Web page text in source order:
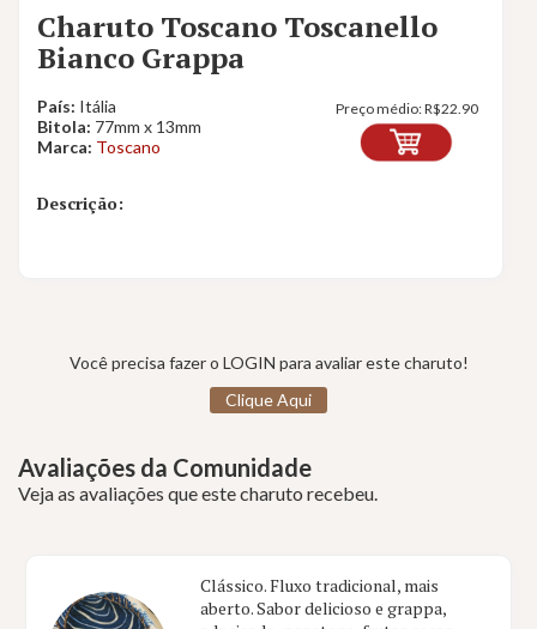
Charuto Toscano Toscanello
Bianco Grappa
País: Itália
Bitola: 77mm x 13mm
Marca: Toscano
Preço médio:R$22.90
Descrição:
Você precisa fazer o LOGIN para avaliar este charuto!
Clique Aqui
Avaliações da Comunidade
Veja as avaliações que este charuto recebeu.
Clássico. Fluxo tradicional, mais
aberto. Sabor delicioso e grappa,